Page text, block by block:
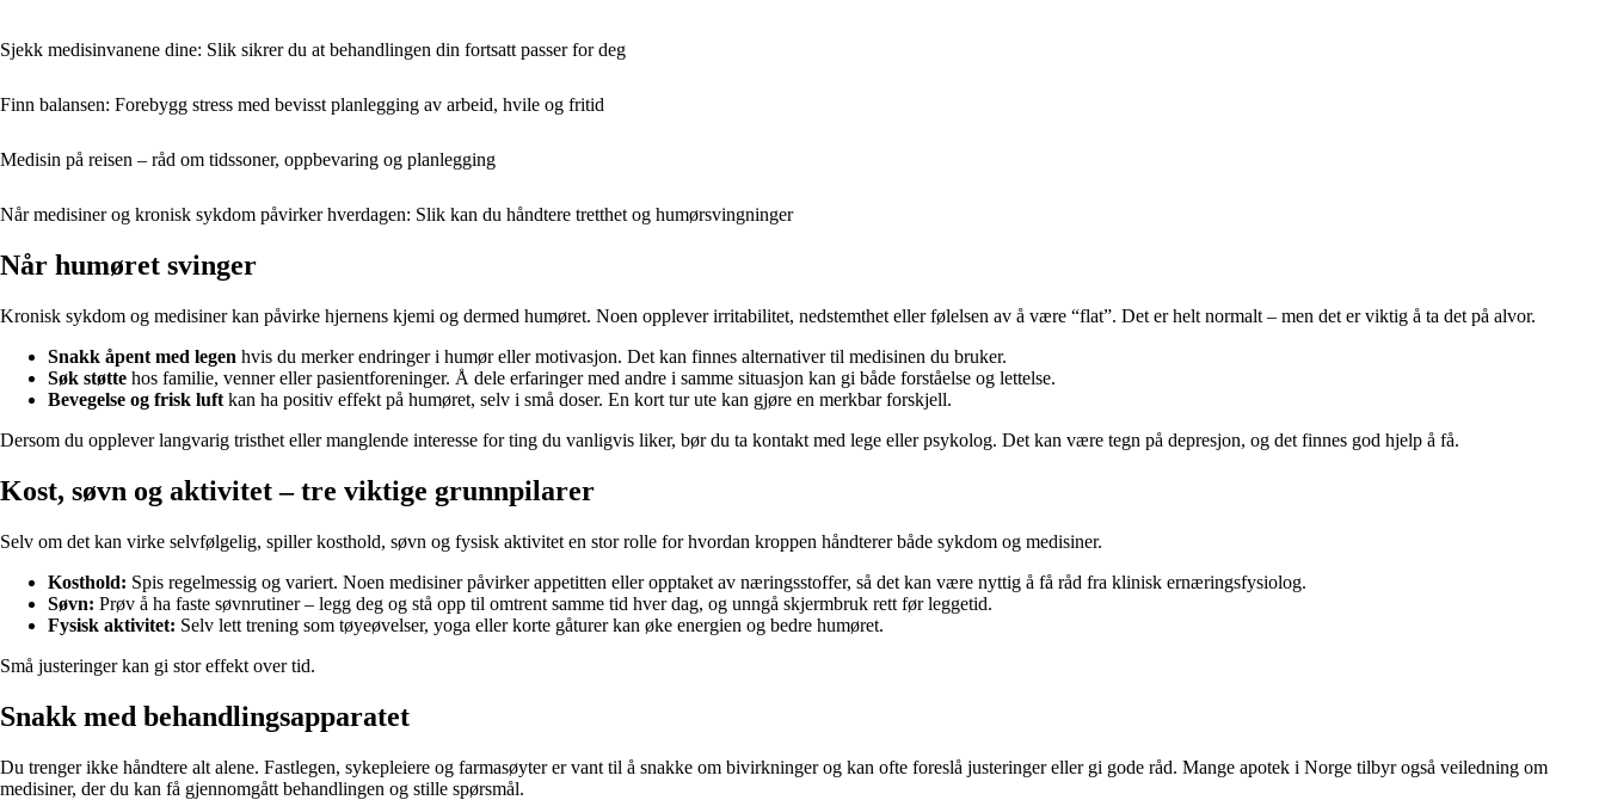
Sjekk medisinvanene dine: Slik sikrer du at behandlingen din fortsatt passer for deg
Finn balansen: Forebygg stress med bevisst planlegging av arbeid, hvile og fritid
Medisin på reisen – råd om tidssoner, oppbevaring og planlegging
Når medisiner og kronisk sykdom påvirker hverdagen: Slik kan du håndtere tretthet og humørsvingninger
Når humøret svinger
Kronisk sykdom og medisiner kan påvirke hjernens kjemi og dermed humøret. Noen opplever irritabilitet, nedstemthet eller følelsen av å være “flat”. Det er helt normalt – men det er viktig å ta det på alvor.
Snakk åpent med legen hvis du merker endringer i humør eller motivasjon. Det kan finnes alternativer til medisinen du bruker.
Søk støtte hos familie, venner eller pasientforeninger. Å dele erfaringer med andre i samme situasjon kan gi både forståelse og lettelse.
Bevegelse og frisk luft kan ha positiv effekt på humøret, selv i små doser. En kort tur ute kan gjøre en merkbar forskjell.
Dersom du opplever langvarig tristhet eller manglende interesse for ting du vanligvis liker, bør du ta kontakt med lege eller psykolog. Det kan være tegn på depresjon, og det finnes god hjelp å få.
Kost, søvn og aktivitet – tre viktige grunnpilarer
Selv om det kan virke selvfølgelig, spiller kosthold, søvn og fysisk aktivitet en stor rolle for hvordan kroppen håndterer både sykdom og medisiner.
Kosthold: Spis regelmessig og variert. Noen medisiner påvirker appetitten eller opptaket av næringsstoffer, så det kan være nyttig å få råd fra klinisk ernæringsfysiolog.
Søvn: Prøv å ha faste søvnrutiner – legg deg og stå opp til omtrent samme tid hver dag, og unngå skjermbruk rett før leggetid.
Fysisk aktivitet: Selv lett trening som tøyeøvelser, yoga eller korte gåturer kan øke energien og bedre humøret.
Små justeringer kan gi stor effekt over tid.
Snakk med behandlingsapparatet
Du trenger ikke håndtere alt alene. Fastlegen, sykepleiere og farmasøyter er vant til å snakke om bivirkninger og kan ofte foreslå justeringer eller gi gode råd. Mange apotek i Norge tilbyr også veiledning om
medisiner, der du kan få gjennomgått behandlingen og stille spørsmål.